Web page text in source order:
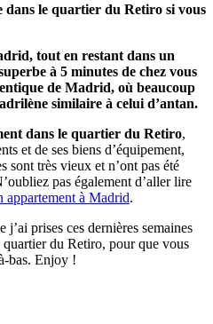
dans le quartier du Retiro si vous
tout en restant dans un
à 5 minutes de chez vous
de Madrid, où beaucoup
similaire à celui d’antan.
dans le quartier du Retiro,
et de ses biens d’équipement,
sont très vieux et n’ont pas été
pas également d’aller lire
appartement à Madrid.
prises ces dernières semaines
quartier du Retiro, pour que vous
bas. Enjoy !